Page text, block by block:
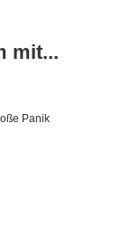
mit...
Panik